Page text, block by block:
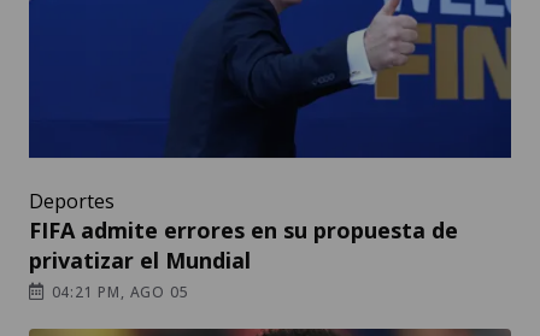
Deportes
FIFA admite errores en su propuesta de
privatizar el Mundial
04:21 PM, AGO 05